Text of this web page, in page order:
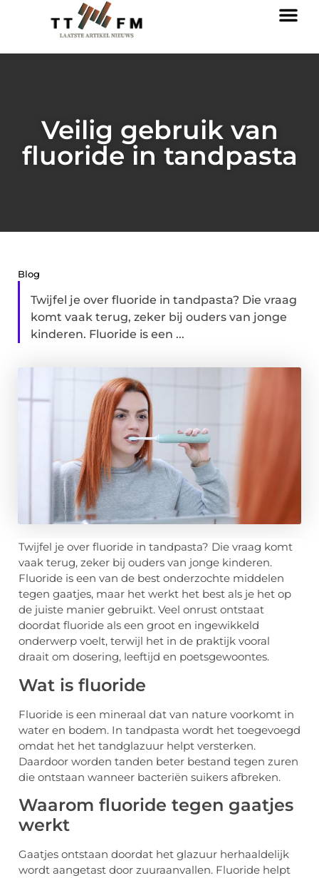
Veilig gebruik van
fluoride in tandpasta
Blog
Twijfel je over fluoride in tandpasta? Die vraag
komt vaak terug, zeker bij ouders van jonge
kinderen. Fluoride is een ...
Twijfel je over fluoride in tandpasta? Die vraag komt
vaak terug, zeker bij ouders van jonge kinderen.
Fluoride is een van de best onderzochte middelen
tegen gaatjes, maar het werkt het best als je het op
de juiste manier gebruikt. Veel onrust ontstaat
doordat fluoride als een groot en ingewikkeld
onderwerp voelt, terwijl het in de praktijk vooral
draait om dosering, leeftijd en poetsgewoontes.
Wat is fluoride
Fluoride is een mineraal dat van nature voorkomt in
water en bodem. In tandpasta wordt het toegevoegd
omdat het het tandglazuur helpt versterken.
Daardoor worden tanden beter bestand tegen zuren
die ontstaan wanneer bacteriën suikers afbreken.
Waarom fluoride tegen gaatjes
werkt
Gaatjes ontstaan doordat het glazuur herhaaldelijk
wordt aangetast door zuuraanvallen. Fluoride helpt